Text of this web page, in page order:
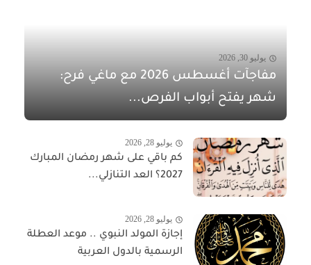
يوليو 30, 2026
مفاجآت أغسطس 2026 مع ماغي فرح:
شهر يفتح أبواب الفرص...
يوليو 28, 2026
كم باقي على شهر رمضان المبارك
2027؟ العد التنازلي...
يوليو 28, 2026
إجازة المولد النبوي .. موعد العطلة
الرسمية بالدول العربية